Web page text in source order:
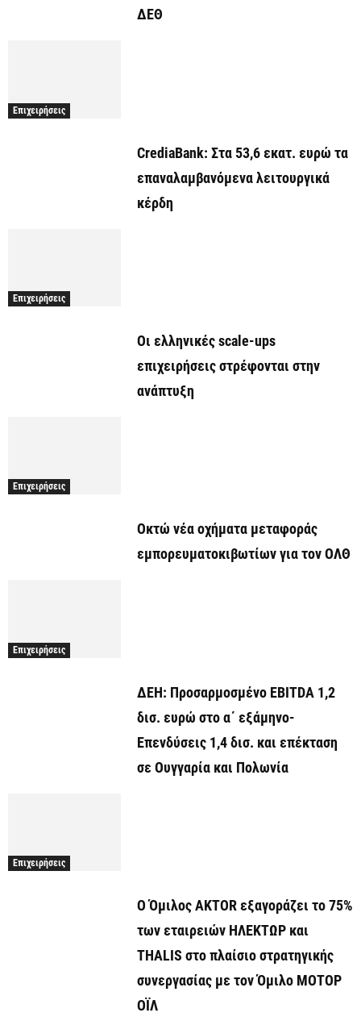
ΔΕΘ
Επιχειρήσεις
CrediaBank: Στα 53,6 εκατ. ευρώ τα
επαναλαμβανόμενα λειτουργικά
κέρδη
Επιχειρήσεις
Οι ελληνικές scale-ups
επιχειρήσεις στρέφονται στην
ανάπτυξη
Επιχειρήσεις
Οκτώ νέα οχήματα μεταφοράς
εμπορευματοκιβωτίων για τον ΟΛΘ
Επιχειρήσεις
ΔΕΗ: Προσαρμοσμένο EBITDA 1,2
δισ. ευρώ στο α΄ εξάμηνο-
Επενδύσεις 1,4 δισ. και επέκταση
σε Ουγγαρία και Πολωνία
Επιχειρήσεις
Ο Όμιλος AKTOR εξαγοράζει το 75%
των εταιρειών ΗΛΕΚΤΩΡ και
THALIS στο πλαίσιο στρατηγικής
συνεργασίας με τον Όμιλο ΜΟΤΟΡ
ΟΪΛ